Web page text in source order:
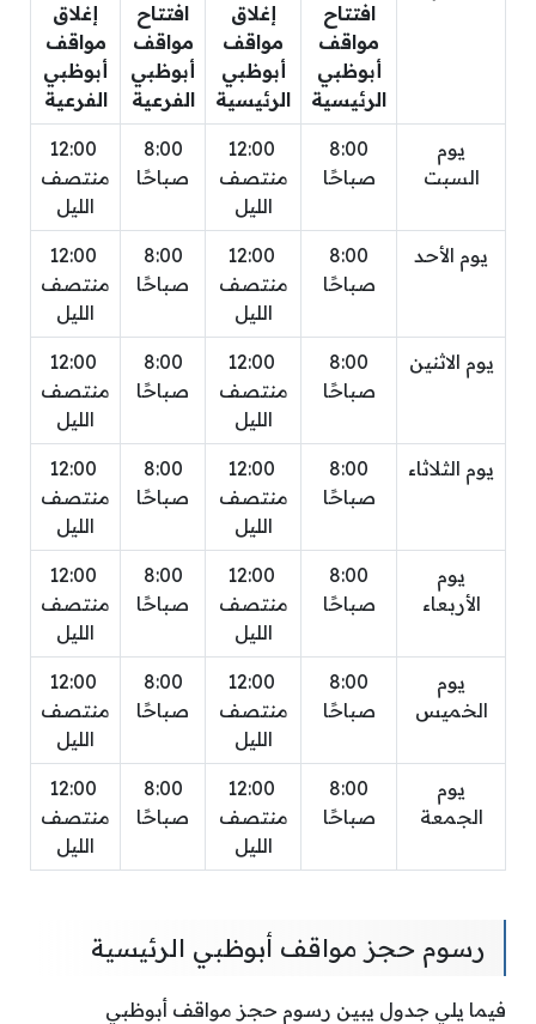
افتتاح
مواقف
أبوظبي
الرئيسية
إغلاق
مواقف
أبوظبي
الرئيسية
افتتاح
مواقف
أبوظبي
الفرعية
إغلاق
مواقف
أبوظبي
الفرعية
يوم
السبت
8:00
صباحًا
12:00
منتصف
الليل
8:00
صباحًا
12:00
منتصف
الليل
يوم الأحد
8:00
صباحًا
12:00
منتصف
الليل
8:00
صباحًا
12:00
منتصف
الليل
يوم الاثنين
8:00
صباحًا
12:00
منتصف
الليل
8:00
صباحًا
12:00
منتصف
الليل
يوم الثلاثاء
8:00
صباحًا
12:00
منتصف
الليل
8:00
صباحًا
12:00
منتصف
الليل
يوم
الأربعاء
8:00
صباحًا
12:00
منتصف
الليل
8:00
صباحًا
12:00
منتصف
الليل
يوم
الخميس
8:00
صباحًا
12:00
منتصف
الليل
8:00
صباحًا
12:00
منتصف
الليل
يوم
الجمعة
8:00
صباحًا
12:00
منتصف
الليل
8:00
صباحًا
12:00
منتصف
الليل
رسوم حجز مواقف أبوظبي الرئيسية
فيما يلي جدول يبين رسوم حجز مواقف أبوظبي